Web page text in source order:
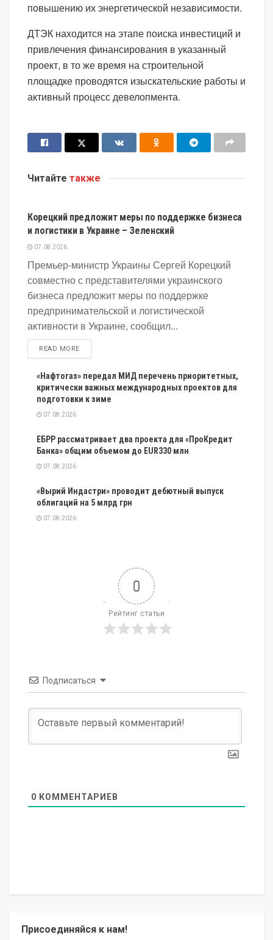
повышению их энергетической независимости.
ДТЭК находится на этапе поиска инвестиций и
привлечения финансирования в указанный
проект, в то же время на строительной
площадке проводятся изыскательские работы и
активный процесс девелопмента.
Читайте также
Корецкий предложит меры по поддержке бизнеса
и логистики в Украине – Зеленский
07.08.2026
Премьер-министр Украины Сергей Корецкий
совместно с представителями украинского
бизнеса предложит меры по поддержке
предпринимательской и логистической
активности в Украине, сообщил...
READ MOREDETAILS
«Нафтогаз» передал МИД перечень приоритетных,
критически важных международных проектов для
подготовки к зиме
07.08.2026
ЕБРР рассматривает два проекта для «ПроКредит
Банка» общим объемом до EUR330 млн
07.08.2026
«Вырий Индастри» проводит дебютный выпуск
облигаций на 5 млрд грн
07.08.2026
0
Рейтинг статьи
Подписаться
0 КОММЕНТАРИЕВ
Присоединяйся к нам!